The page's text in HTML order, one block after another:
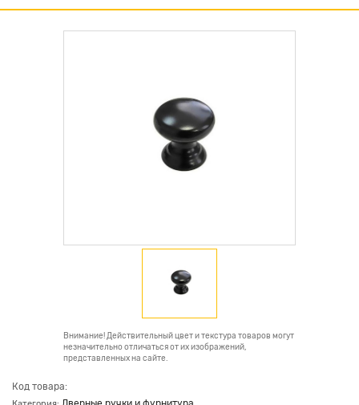
Внимание! Действительный цвет и текстура товаров могут
незначительно отличаться от их изображений,
представленных на сайте.
Код товара: